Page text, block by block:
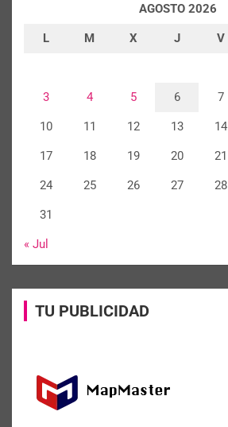
AGOSTO 2026
L M X J V
3 4 5 6 7
10 11 12 13 14
17 18 19 20 21
24 25 26 27 28
31
« Jul
TU PUBLICIDAD